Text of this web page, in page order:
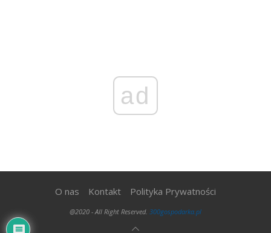
ad
O nas Kontakt Polityka Prywatności
@2020 - All Right Reserved. 300gospodarka.pl